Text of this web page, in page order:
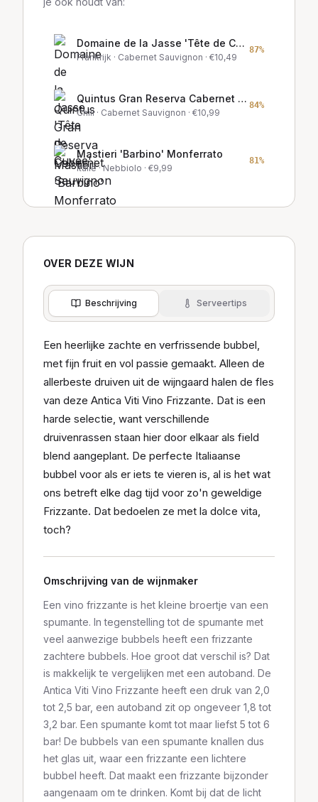
Domaine de la Jasse 'Tête de Cuvée'
Frankrijk · Cabernet Sauvignon · €10,49
87%
Quintus Gran Reserva Cabernet Sauvignon
Chili · Cabernet Sauvignon · €10,99
84%
Mastieri 'Barbino' Monferrato
Italië· Nebbiolo · €9,99
81%
OVER DEZE WIJN
Beschrijving Serveertips
Een heerlijke zachte en verfrissende bubbel,
met fijn fruit en vol passie gemaakt. Alleen de
allerbeste druiven uit de wijngaard halen de fles
van deze Antica Viti Vino Frizzante. Dat is een
harde selectie, want verschillende
druivenrassen staan hier door elkaar als field
blend aangeplant. De perfecte Italiaanse
bubbel voor als er iets te vieren is, al is het wat
ons betreft elke dag tijd voor zo'n geweldige
Frizzante. Dat bedoelen ze met la dolce vita,
toch?
Omschrijving van de wijnmaker
Een vino frizzante is het kleine broertje van een
spumante. In tegenstelling tot de spumante met
veel aanwezige bubbels heeft een frizzante
zachtere bubbels. Hoe groot dat verschil is? Dat
is makkelijk te vergelijken met een autoband. De
Antica Viti Vino Frizzante heeft een druk van 2,0
tot 2,5 bar, een autoband zit op ongeveer 1,8 tot
3,2 bar. Een spumante komt tot maar liefst 5 tot 6
bar! De bubbels van een spumante knallen dus
het glas uit, waar een frizzante een lichtere
bubbel heeft. Dat maakt een frizzante bijzonder
aangenaam om te drinken. Komt bij dat de licht